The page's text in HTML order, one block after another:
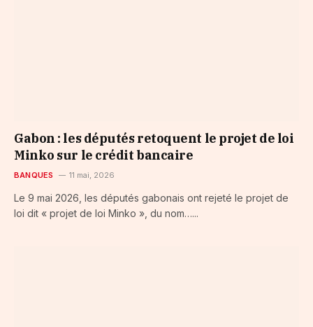
Gabon : les députés retoquent le projet de loi
Minko sur le crédit bancaire
BANQUES 11 mai, 2026
Le 9 mai 2026, les députés gabonais ont rejeté le projet de
loi dit « projet de loi Minko », du nom…...